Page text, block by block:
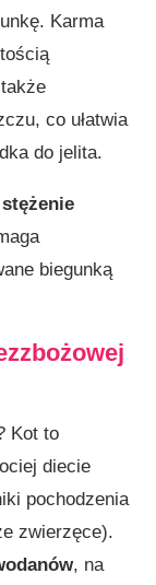
Karma
co ułatwia
do jelita.
biegunką
Kot to
diecie
pochodzenia
zwierzęce).
, na